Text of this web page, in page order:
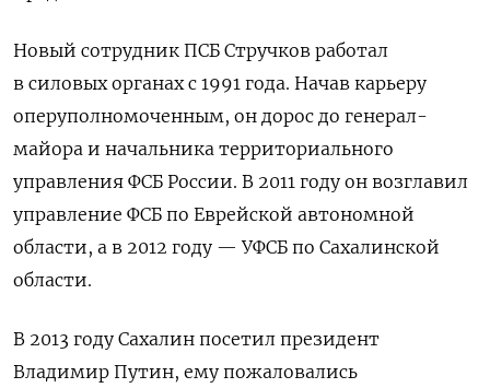
Новый сотрудник ПСБ Стручков работал
в силовых органах с 1991 года. Начав карьеру
оперуполномоченным, он дорос до генерал-
майора и начальника территориального
управления ФСБ России. В 2011 году он возглавил
управление ФСБ по Еврейской автономной
области, а в 2012 году — УФСБ по Сахалинской
области.
В 2013 году Сахалин посетил президент
Владимир Путин, ему пожаловались